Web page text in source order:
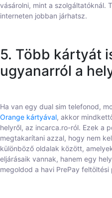
vásárolni, mint a szolgáltatóknál.
interneten jobban járhatsz.
5. Több kártyát
ugyanarról a
Ha van egy dual sim telefonod,
Orange kártyával, akkor
helyről, az incarca.ro-ról. Ezek a
megtakarítani azzal, hogy nem
különböző oldalak között,
eljárásaik vannak, hanem egy
megoldod a havi PrePay feltöltési